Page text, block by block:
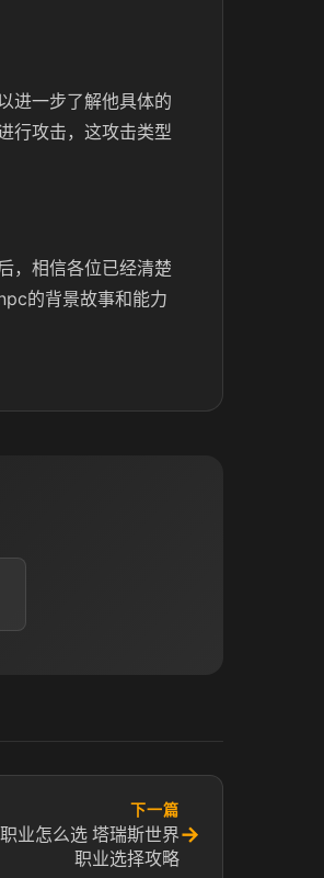
进一步了解他具体的
行攻击，这攻击类型
，相信各位已经清楚
的背景故事和能力
下一篇
业怎么选 塔瑞斯世界
职业选择攻略
→